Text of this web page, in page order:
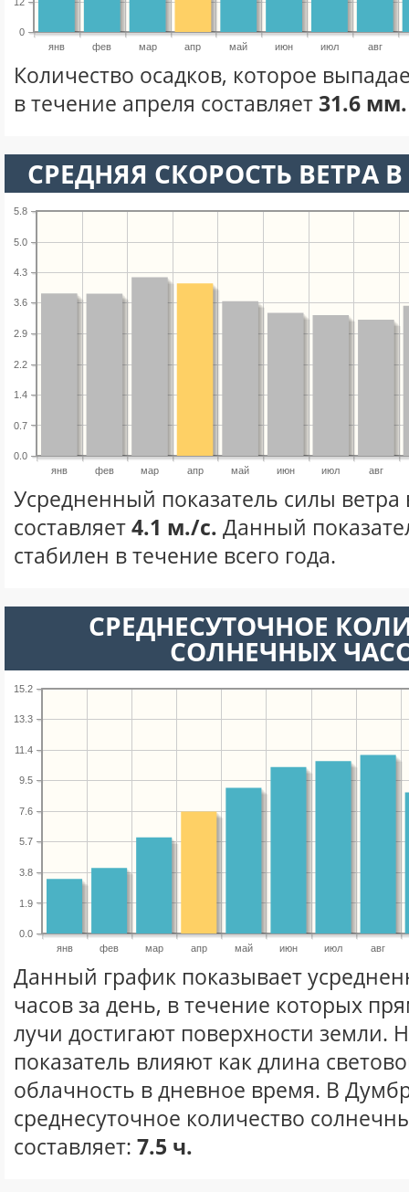
янв фев мар апр май июн июл авг
0
Количество осадков, которое
в течение апреля составляет31.6 мм.
СРЕДНЯЯ СКОРОСТЬ ВЕТРА
янв фев мар апр май июн июл авг
0.0
0.7
1.4
2.2
2.9
3.6
4.3
5.0
5.8
Усредненный показатель силы ветра
составляет4.1 м./с. Данный
стабилен в течение всего года.
СРЕДНЕСУТОЧНОЕ
СОЛНЕЧНЫХ
янв фев мар апр май июн июл авг
0.0
1.9
3.8
5.7
7.6
9.5
11.4
13.3
15.2
Данный график показывает
часов за день, в течение которых
лучи достигают поверхности земли.
показатель влияют как длина
облачность в дневное время. В
среднесуточное количество
составляет: 7.5 ч.